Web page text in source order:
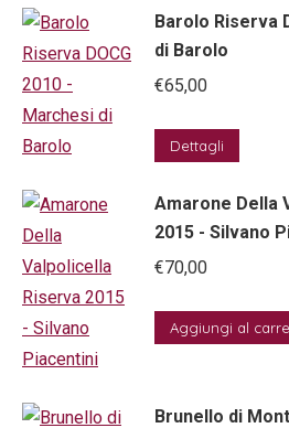
Barolo Riserva
di Barolo
€65,00
Dettagli
Amarone Della
2015 - Silvano
€70,00
Aggiungi al
Brunello di